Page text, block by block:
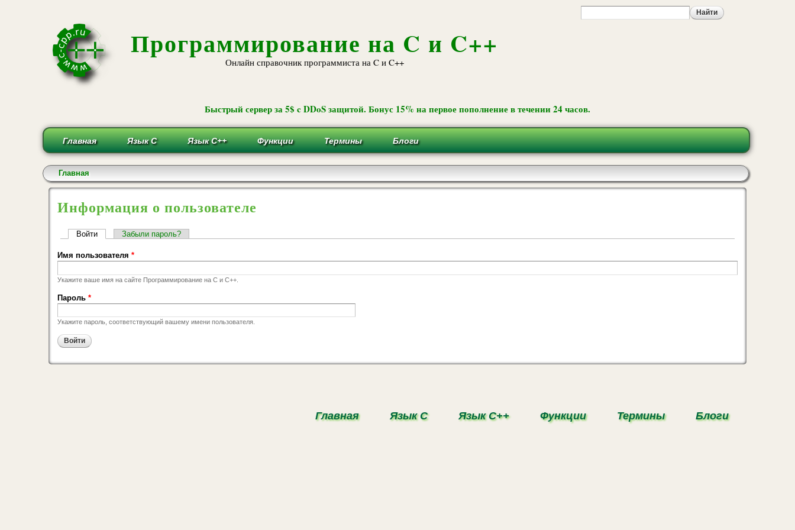
Программирование на C и C++
Онлайн справочник программиста на C и C++
Быстрый сервер за 5$ c DDoS защитой. Бонус 15% на первое пополнение в течении 24 часов.
Главная Язык С Язык С++ Функции Термины Блоги
Вы здесь
Главная
Информация о пользователе
Главные вкладки
Войти (активная вкладка)
Забыли пароль?
Имя пользователя *
Укажите ваше имя на сайте Программирование на C и C++.
Пароль *
Укажите пароль, соответствующий вашему имени пользователя.
Главная Язык С Язык С++ Функции Термины Блоги